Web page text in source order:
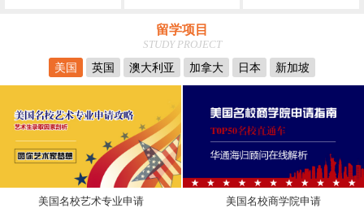
留学项目
STUDY PROJECT
美国
英国 澳大利亚 加拿大 日本 新加坡
美国名校艺术专业申请 美国名校商学院申请